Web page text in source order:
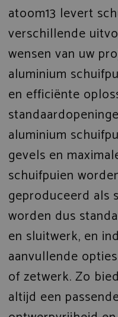
atoom13 levert
verschillende
wensen van uw
aluminium
en efficiënte
aluminium
gevels en
schuifpuien
geproduceerd als
worden dus
en sluitwerk, en
aanvullende
of zetwerk. Zo
altijd een